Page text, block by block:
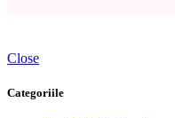
Close
Categoriile